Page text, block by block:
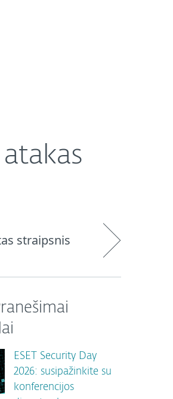
straipsnis
ESET Security Day
2026: susipažinkite su
konferencijos